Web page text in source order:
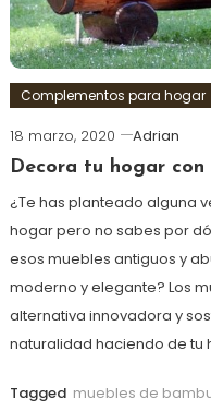
Complementos para hogar
18 marzo, 2020
Adrian
Decora tu hogar con
¿Te has planteado alguna
hogar pero no sabes por
esos muebles antiguos y
moderno y elegante? Los
alternativa innovadora y
naturalidad haciendo de tu
Tagged muebles de